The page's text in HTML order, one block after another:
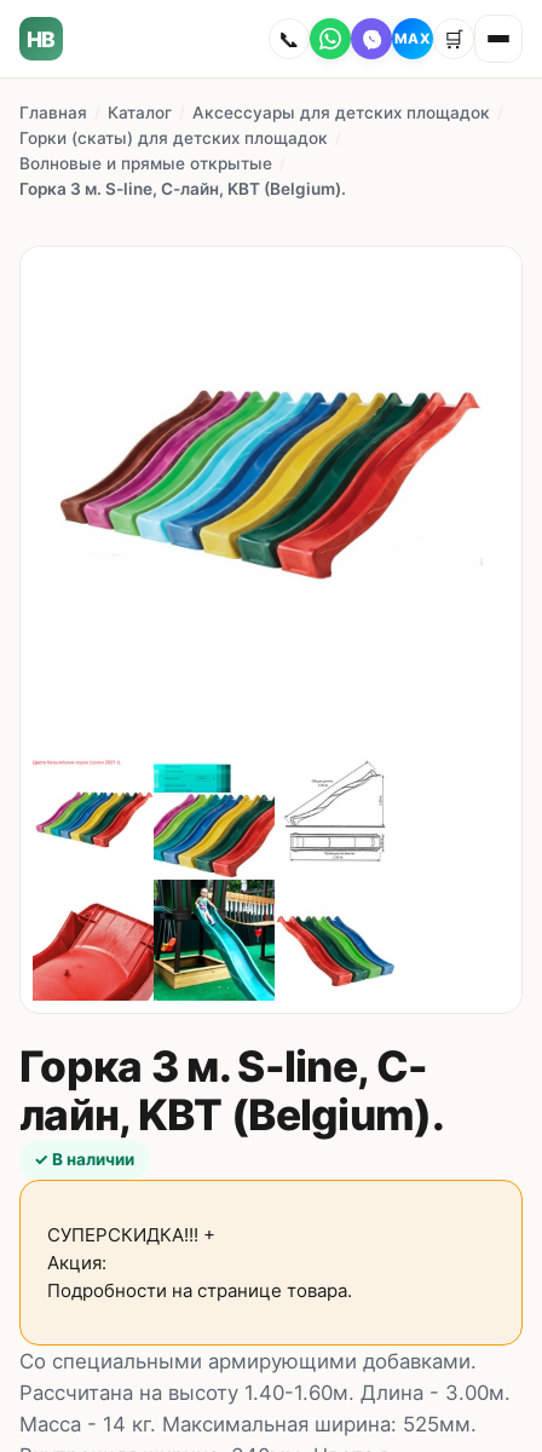
HB 📞 MAX 🛒
Главная
Наши работы
Каталог
Сотрудничество
Главная Каталог Аксессуары для детских площадок
Горки (скаты) для детских площадок
Волновые и прямые открытые
Горка 3 м. S-line, С-лайн, KBT (Belgium).
Горка 3 м. S-line, С-
лайн, KBT (Belgium).
✓ В наличии
СУПЕРСКИДКА!!! +
Акция:
Подробности на странице товара.
Со специальными армирующими добавками.
Рассчитана на высоту 1.40-1.60м. Длина - 3.00м.
Масса - 14 кг. Максимальная ширина: 525мм.